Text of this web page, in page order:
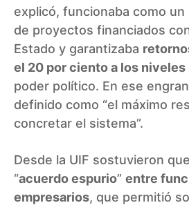
explicó, funcionaba como un
de proyectos financiados
Estado y garantizaba
el 20 por ciento a los niveles
poder político. En ese
definido como “el máximo
concretar el sistema”.
Desde la UIF sostuvieron
“acuerdo espurio” entre
empresarios, que permitió